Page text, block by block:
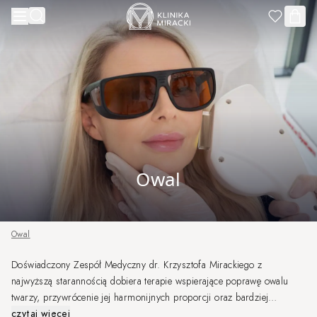
Przejdź do treści
Owal
Owal
Doświadczony Zespół Medyczny dr. Krzysztofa Mirackiego z
najwyższą starannością dobiera terapie wspierające poprawę owalu
twarzy, przywrócenie jej harmonijnych proporcji oraz bardziej
wypoczętego wyglądu. Każda terapia planowana jest indywidualnie, w
czytaj więcej